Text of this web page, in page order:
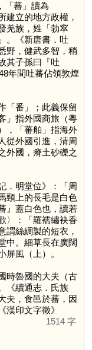
「蕃」讀為
建立的地方政權，
羌族，姓「勃窣
。《新唐書．吐
野，健武多智，稍
其子孫曰『吐
年間吐蕃佔領敦煌
「番 」；此義保留
」指外國商旅（粵
，「蕃舶」指海外
從外國引進，清周
外國，瘠土砂礫之
．明堂位》：「周
頸上的長毛是白色
』蓋白色也，讀若
〉：「羅襦繡袂香
謂絲綢製的短衣，
中。細草長在廣闊
風（上）。
時魯國的大夫（古
《續通志．氏族
夫，食邑於蕃，因
漢印文字徵》
1514 字